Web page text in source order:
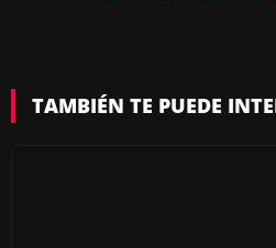
TAMBIÉN TE PUEDE